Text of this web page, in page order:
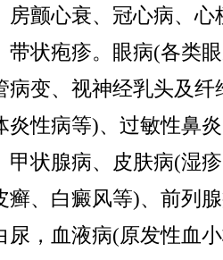
房颤心衰、冠心病、心
带状疱疹。眼病(各类
病变、视神经乳头及纤
炎性病等)、过敏性鼻
甲状腺病、皮肤病(湿
癣、白癜风等)、前列
尿，血液病(原发性血